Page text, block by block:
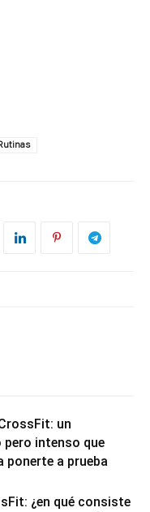
un
pero intenso que
ponerte a prueba
¿en qué consiste